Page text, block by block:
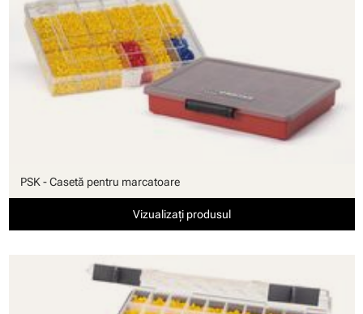
PSK - Casetă pentru marcatoare
Vizualizați produsul